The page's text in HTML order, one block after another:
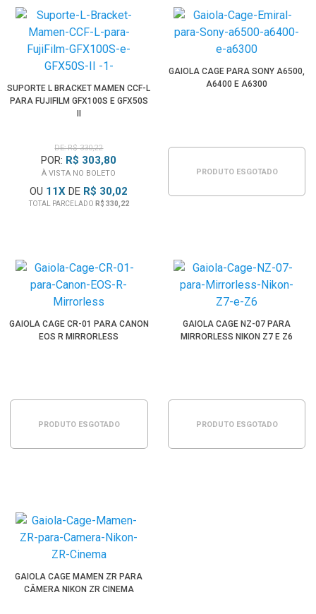
SUPORTE L BRACKET MAMEN CCF-L
PARA FUJIFILM GFX100S E GFX50S
DE: R$ 330,22
POR: R$ 303,80
À VISTA NO BOLETO
OU 11X DE R$ 30,02
TOTAL PARCELADO R$ 330,22
GAIOLA CAGE PARA SONY A6500,
A6400 E A6300
PRODUTO ESGOTADO
GAIOLA CAGE CR-01 PARA CANON
EOS R MIRRORLESS
PRODUTO ESGOTADO
GAIOLA CAGE NZ-07 PARA
MIRRORLESS NIKON Z7 E Z6
PRODUTO ESGOTADO
GAIOLA CAGE MAMEN ZR PARA
CÂMERA NIKON ZR CINEMA